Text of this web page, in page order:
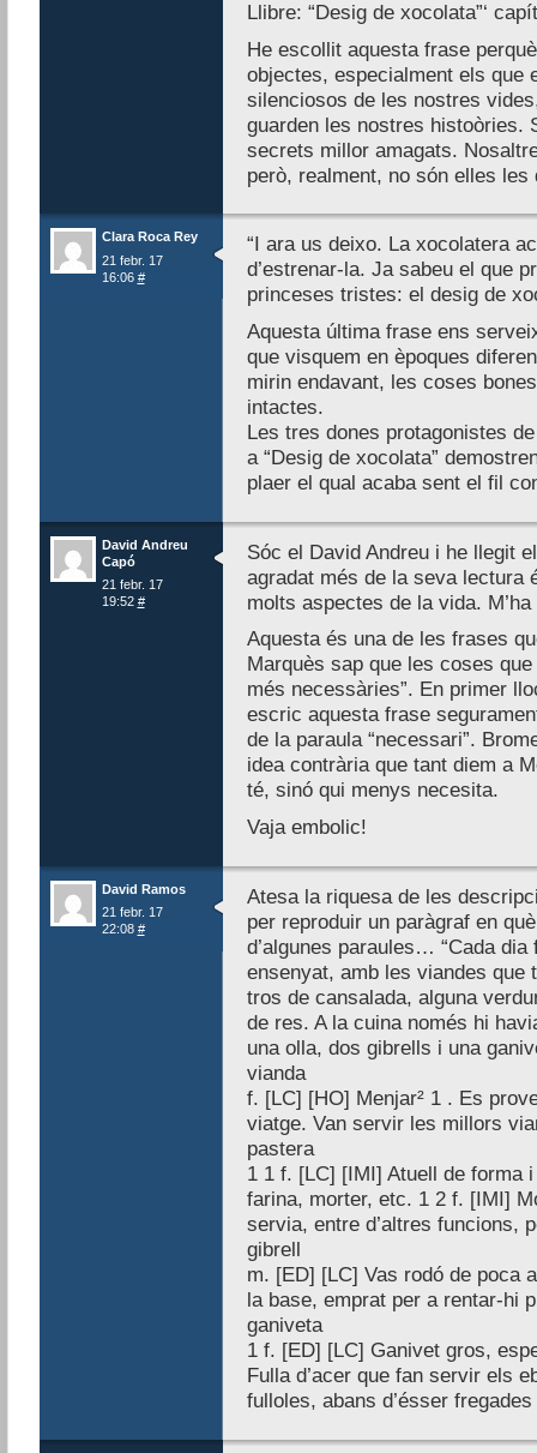
Llibre: “Desig de xocolata”‘
He escollit aquesta frase
objectes, especialment els que
silenciosos de les nostres
guarden les nostres histoòries.
secrets millor amagats.
però, realment, no són elles les
Clara Roca Rey
21 febr. 17
16:06 #
“I ara us deixo. La xocolatera
d’estrenar-la. Ja sabeu el que
princeses tristes: el desig de
Aquesta última frase ens
que visquem en èpoques
mirin endavant, les coses
intactes.
Les tres dones protagonistes
a “Desig de xocolata”
plaer el qual acaba sent el fil
David Andreu
Capó
21 febr. 17
19:52 #
Sóc el David Andreu i he llegit
agradat més de la seva lectura
molts aspectes de la vida.
Aquesta és una de les frases
Marquès sap que les coses
més necessàries”. En primer
escric aquesta frase
de la paraula “necessari”.
idea contrària que tant diem a
té, sinó qui menys necesita.
Vaja embolic!
David Ramos
21 febr. 17
22:08 #
Atesa la riquesa de les
per reproduir un paràgraf en
d’algunes paraules… “Cada dia
ensenyat, amb les viandes que
tros de cansalada, alguna
de res. A la cuina només hi
una olla, dos gibrells i una
vianda
f. [LC] [HO] Menjar² 1 . Es
viatge. Van servir les millors
pastera
1 1 f. [LC] [IMI] Atuell de forma
farina, morter, etc. 1 2 f. [IMI]
servia, entre d’altres funcions,
gibrell
m. [ED] [LC] Vas rodó de poca
la base, emprat per a rentar-hi
ganiveta
1 f. [ED] [LC] Ganivet gros,
Fulla d’acer que fan servir els
fulloles, abans d’ésser